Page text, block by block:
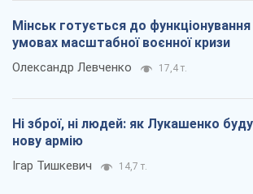
Мінськ готується до функціонування
умовах масштабної воєнної кризи
Олександр Левченко 17,4 т.
Ні зброї, ні людей: як Лукашенко
нову армію
Ігар Тишкевич 14,7 т.